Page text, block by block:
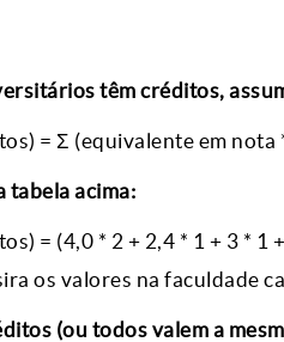
têm créditos,
= Σ (equivalente em
tabela acima:
= (4,0 * 2 + 2,4 * 1 + 3 * 1
os valores na faculdade
(ou todos valem a